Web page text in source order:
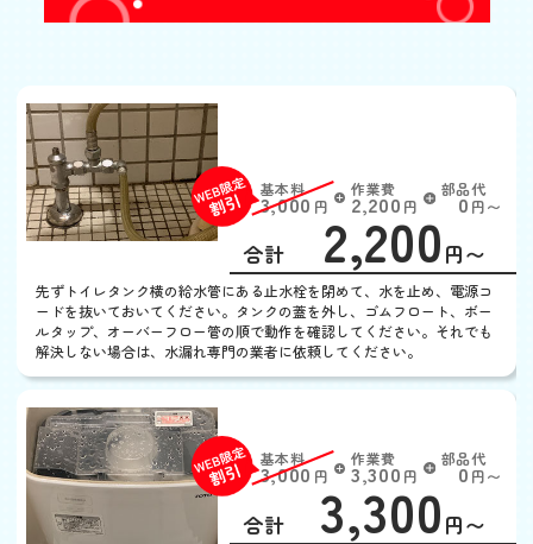
基本料
3,000 円 W
EB
限
定
割
引
作業費
2,200 円
部品代
0円〜
合計 2,200 円〜
先ずトイレタンク横の給水管にある止水栓を閉めて、水を止め、電源コ
ードを抜いておいてください。タンクの蓋を外し、ゴムフロート、ボー
ルタップ、オーバーフロー管の順で動作を確認してください。それでも
解決しない場合は、水漏れ専門の業者に依頼してください。
基本料
3,000 円 W
EB
限
定
作業費
3,300 円
部品代
0円〜
合計 3,300 円〜